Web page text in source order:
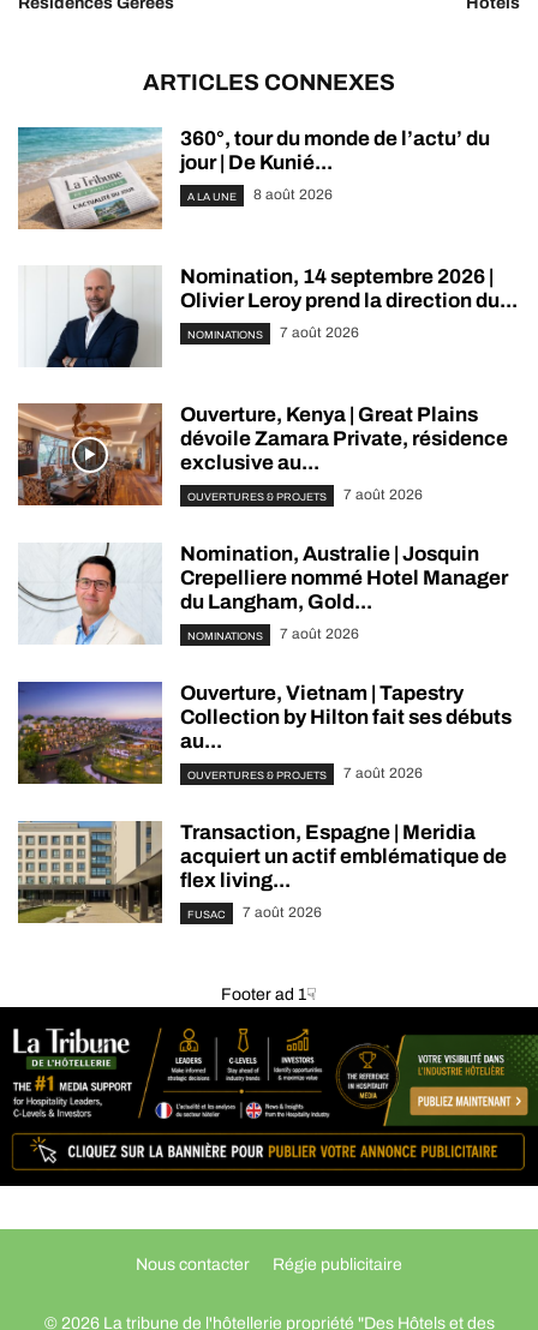
ARTICLES CONNEXES
360°, tour du monde de l’actu’ du
jour | De Kunié...
A LA UNE 8 août 2026
Nomination, 14 septembre 2026 |
Olivier Leroy prend la direction du...
NOMINATIONS 7 août 2026
Ouverture, Kenya | Great Plains
dévoile Zamara Private, résidence
exclusive au...
OUVERTURES & PROJETS 7 août 2026
Nomination, Australie | Josquin
Crepelliere nommé Hotel Manager
du Langham, Gold...
NOMINATIONS 7 août 2026
Ouverture, Vietnam | Tapestry
Collection by Hilton fait ses débuts
au...
OUVERTURES & PROJETS 7 août 2026
Transaction, Espagne | Meridia
acquiert un actif emblématique de
flex living...
FUSAC 7 août 2026
Footer ad 1☟
Nous contacter Régie publicitaire
© 2026 La tribune de l'hôtellerie propriété "Des Hôtels et des